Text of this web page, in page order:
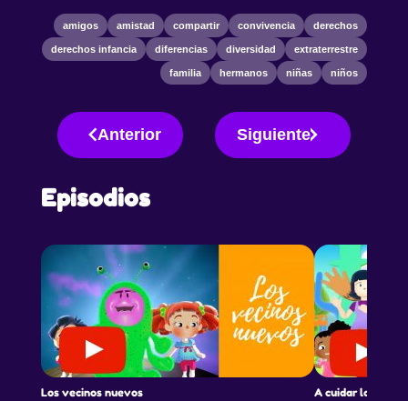
preparado sus padres. Alucinan con una excursión,
pero el plan de los adultos es ir al cine. Los niños
deciden hablar con papá y mamá, dar su opinión y
juntos decidir dónde ir. Wikití es una serie de
animación que nos muestra las aventuras de dos
hermanos (Vale y Nico) que son visitados por Wikiti,
un ser fantástico que de forma entretenida y casi por
amigos amistad compartir convivencia derechos
derechos infancia diferencias diversidad extraterrestre
familia hermanos niñas niños
Anterior Siguiente
Episodios
Los vecinos nuevos A cuidar la plaza!